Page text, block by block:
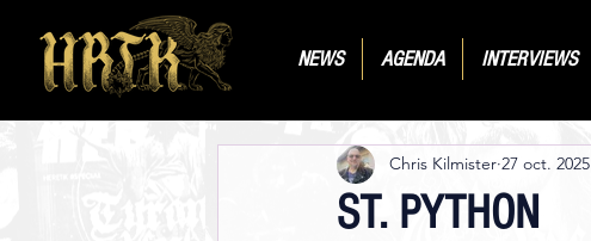
NEWS AGENDA INTERVIEWS
ST. PYTHON
Chris Kilmister 27 oct. 2025